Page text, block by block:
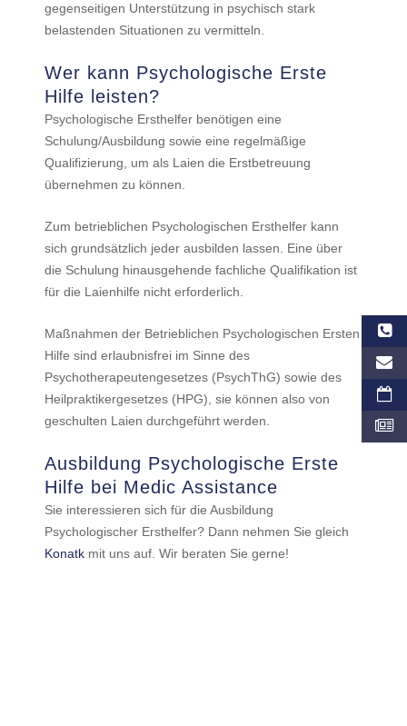
gegenseitigen Unterstützung in psychisch stark
belastenden Situationen zu vermitteln.
Wer kann Psychologische Erste
Hilfe leisten?
Psychologische Ersthelfer benötigen eine
Schulung/Ausbildung sowie eine regelmäßige
Qualifizierung, um als Laien die Erstbetreuung
übernehmen zu können.
Zum betrieblichen Psychologischen Ersthelfer kann
sich grundsätzlich jeder ausbilden lassen. Eine über
die Schulung hinausgehende fachliche Qualifikation ist
für die Laienhilfe nicht erforderlich.
Maßnahmen der Betrieblichen Psychologischen Ersten
Hilfe sind erlaubnisfrei im Sinne des
Psychotherapeutengesetzes (PsychThG) sowie des
Heilpraktikergesetzes (HPG), sie können also von
geschulten Laien durchgeführt werden.
Ausbildung Psychologische Erste
Hilfe bei Medic Assistance
Sie interessieren sich für die Ausbildung
Psychologischer Ersthelfer? Dann nehmen Sie gleich
Konatkmit uns auf. Wir beraten Sie gerne!